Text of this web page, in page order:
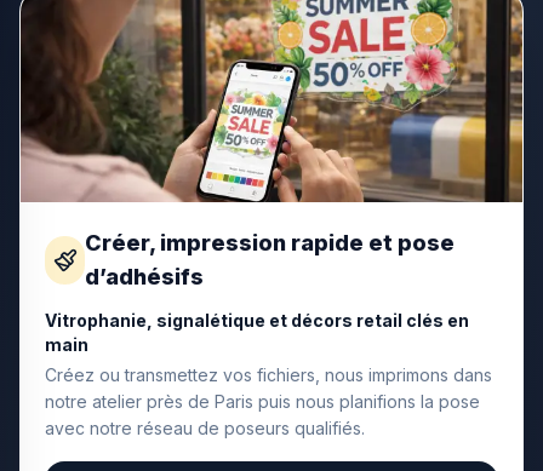
Créer, impression rapide et pose
d’adhésifs
Vitrophanie, signalétique et décors retail clés en
main
Créez ou transmettez vos fichiers, nous imprimons dans
notre atelier près de Paris puis nous planifions la pose
avec notre réseau de poseurs qualifiés.